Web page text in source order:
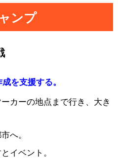
ンプ
を支援する。
カーの地点まで行き、大き
へ。
イベント。